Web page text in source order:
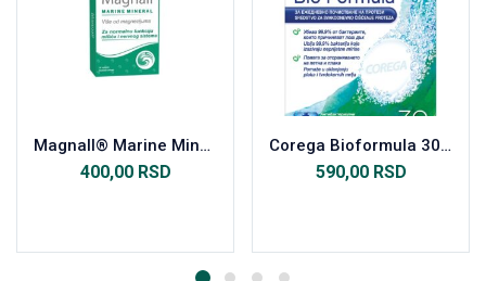
Magnall® Marine Mineral, 30 kapsula
400,00 RSD
Corega Bioformula 30 komada
590,00 RSD